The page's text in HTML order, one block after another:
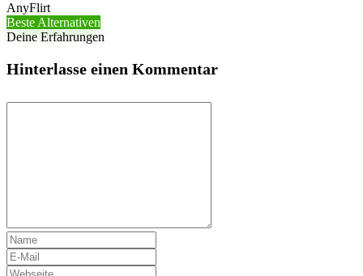
AnyFlirt
Beste Alternativen
Deine Erfahrungen
Hinterlasse einen Kommentar